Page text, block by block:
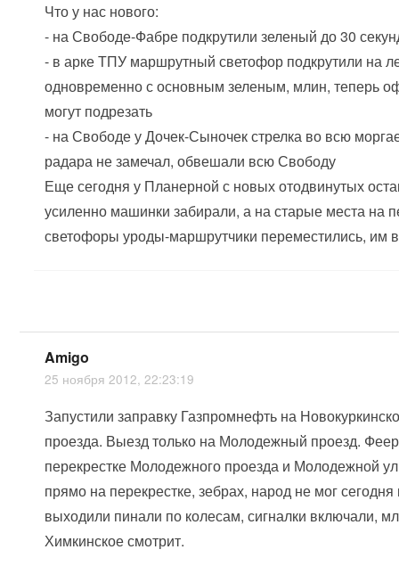
Что у нас нового:
- на Свободе-Фабре подкрутили зеленый до 30
- в арке ТПУ маршрутный светофор подкрутили на
одновременно с основным зеленым, млин, теперь
могут подрезать
- на Свободе у Дочек-Сыночек стрелка во всю
радара не замечал, обвешали всю Свободу
Еще сегодня у Планерной с новых отодвинутых
усиленно машинки забирали, а на старые места на
светофоры уроды-маршрутчики переместились, им
Amigo
25 ноября 2012, 22:23:19
Запустили заправку Газпромнефть на
проезда. Выезд только на Молодежный проезд.
перекрестке Молодежного проезда и Молодежной
прямо на перекрестке, зебрах, народ не мог
выходили пинали по колесам, сигналки включали,
Химкинское смотрит.